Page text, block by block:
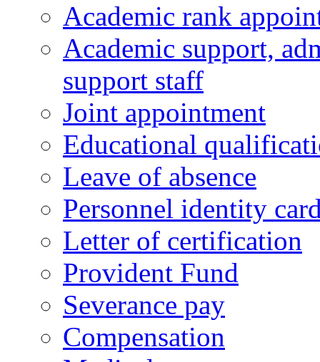
Academic rank
Academic support,
support staff
Joint appointment
Educational
Leave of absence
Personnel identity
Letter of certification
Provident Fund
Severance pay
Compensation